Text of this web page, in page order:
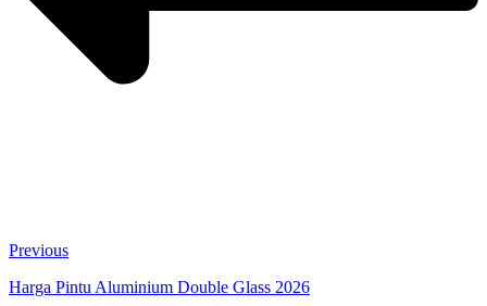
Previous
Harga Pintu Aluminium Double Glass 2026